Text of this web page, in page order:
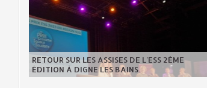
RETOUR SUR LES ASSISES DE L'ESS 2ÈME
ÉDITION À DIGNE LES BAINS.